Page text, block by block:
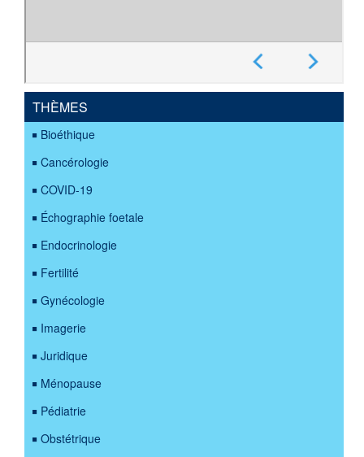
THÈMES
Bioéthique
Cancérologie
COVID-19
Échographie foetale
Endocrinologie
Fertilité
Gynécologie
Imagerie
Juridique
Ménopause
Pédiatrie
Obstétrique